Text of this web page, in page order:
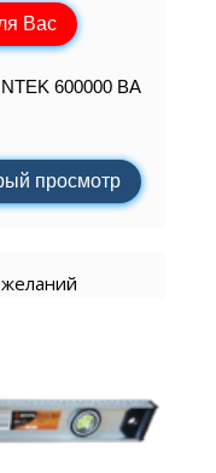
Вас
600000 ВА
просмотр